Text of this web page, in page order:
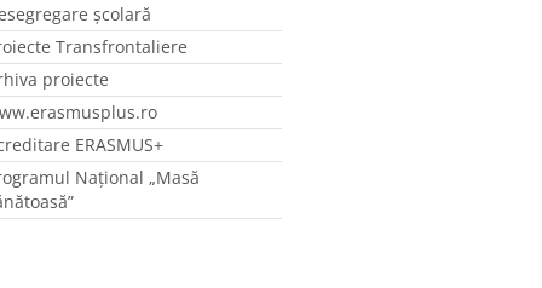
școlară
Transfrontaliere
proiecte
ERASMUS+
Național „Masă